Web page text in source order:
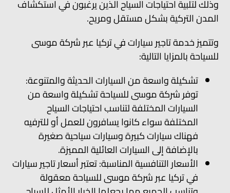
وذلك لتلبية احتياجات السياح الذين يرغبون في استكشاف
المدن التركية بشكل مستقل ومريح.
وتتميز خدمة تاجير سيارات في تركيا عبر شركة موسى
للسياحة بالمزايا التالية:
تشكيلة واسعة من السيارات الحديثة والمتنوعة:
توفر شركة موسى للسياحة تشكيلة واسعة من
السيارات المختلفة لتناسب احتياجات السياح
المختلفة سواء كانوا يسافرون للعمل أو للترفيه
فهناك سيارات كبيرة وسيارات سياحية صغيرة
بالإضافة إلى السيارات العائلية المميزة.
الأسعار التنافسية المناسبة: تعتبر أسعار تاجير سيارات
في تركيا عبر شركة موسى للسياحة معقولة